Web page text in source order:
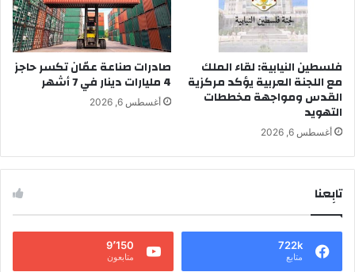
فلسطين النيابية: لقاء الملك
مع اللجنة العربية يؤكد مركزية
القدس ومواجهة مخططات
التهويد
أغسطس 6, 2026
صادرات صناعة عمّان تكسر حاجز
4 مليارات دينار في 7 أشهر
أغسطس 6, 2026
تابِعنا
722k
متابع
9٬150
متابعون